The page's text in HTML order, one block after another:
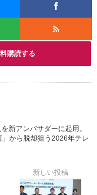
購読する
新アンバサダーに起用。
」から脱却狙う2026年テレ